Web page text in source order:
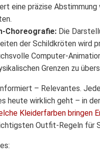
eine präzise Abstimmung
Choreografie: Die
der Schildkröten wird
Computer-
Grenzen zu
– Relevantes.
heute wirklich geht – in
Kleiderfarben bringen
Outfit-Regeln für